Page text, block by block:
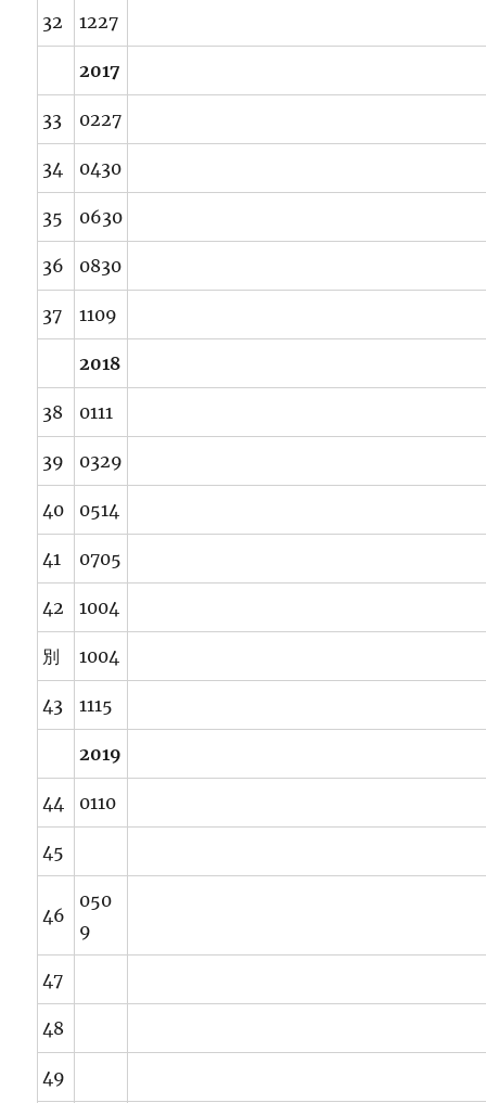
32 1227
2017
33 0227
34 0430
35 0630
36 0830
37 1109
2018
38 0111
39 0329
40 0514
41 0705
42 1004
別 1004
43 1115
2019
44 0110
45
46
050
9
47
48
49